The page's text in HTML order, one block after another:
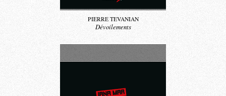
PIERRE TEVANIAN
Dévoilements